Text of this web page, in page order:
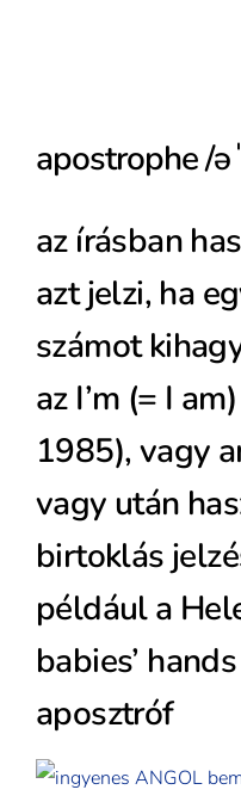
apostrophe /
az írásban
azt jelzi, ha
számot
az I’m (= I
1985), vagy
vagy után
birtoklás
például a
babies’
aposztróf